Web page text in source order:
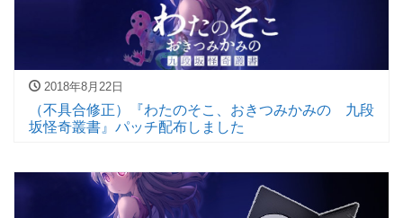
2018年8月22日
（不具合修正）『わたのそこ、おきつみかみの 九段
坂怪奇叢書』パッチ配布しました